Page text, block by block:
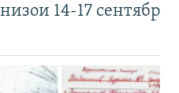
14-17 сентябр